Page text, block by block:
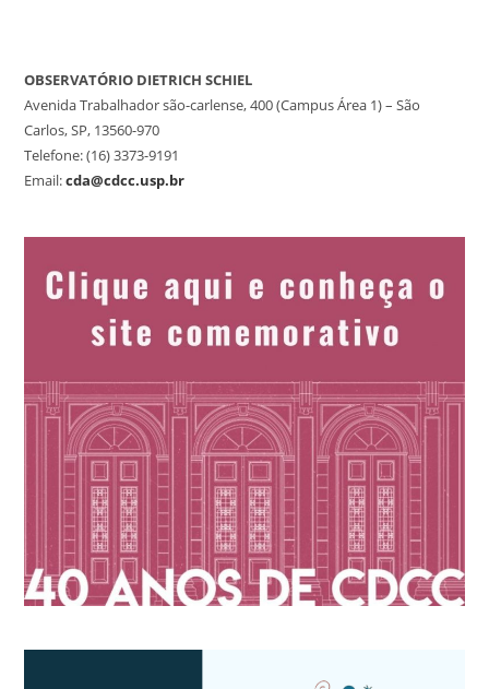
OBSERVATÓRIO DIETRICH SCHIEL
Avenida Trabalhador são-carlense, 400 (Campus Área 1) – São
Carlos, SP, 13560-970
Telefone: (16) 3373-9191
Email:cda@cdcc.usp.br